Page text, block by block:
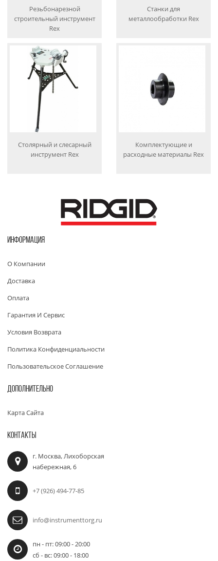
Резьбонарезной
строительный инструмент
Rex
Станки для
металлообработки Rex
Столярный и слесарный
инструмент Rex
Комплектующие и
расходные материалы Rex
ИНФОРМАЦИЯ
О Компании
Доставка
Оплата
Гарантия И Сервис
Условия Возврата
Политика Конфиденциальности
Пользовательское Соглашение
ДОПОЛНИТЕЛЬНО
Карта Сайта
КОНТАКТЫ
г. Москва, Лихоборская
набережная, 6
+7 (926) 494-77-85
info@instrumenttorg.ru
пн - пт: 09:00 - 20:00
сб - вс: 09:00 - 18:00